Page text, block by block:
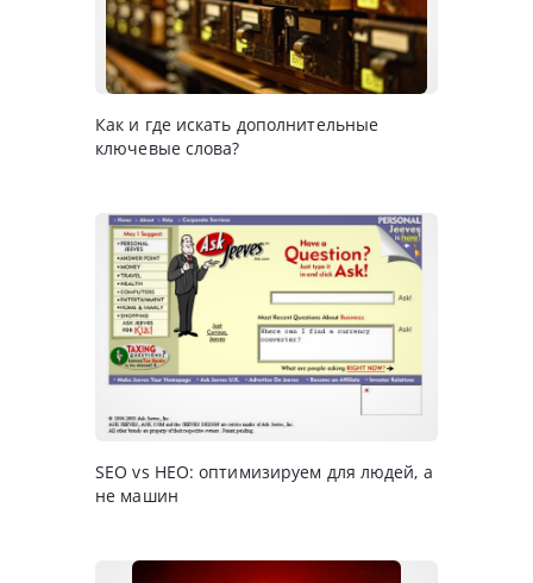
Как и где искать дополнительные
ключевые слова?
SEO vs HEO: оптимизируем для людей, а
не машин